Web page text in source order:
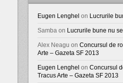
Eugen Lenghel on Lucrurile
Samba on Lucrurile bune nu
Alex Neagu on Concursul de
Arte – Gazeta SF 2013
Eugen Lenghel on Concursul
Tracus Arte – Gazeta SF 2013